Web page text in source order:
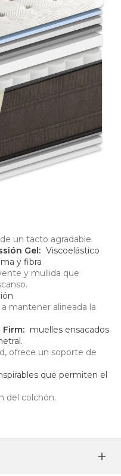
un tacto agradable.
Gel: Viscoelástico
y fibra
y mullida que
mantener alineada la
Firm: muelles ensacados
ofrece un soporte de
que permiten el
del colchón.